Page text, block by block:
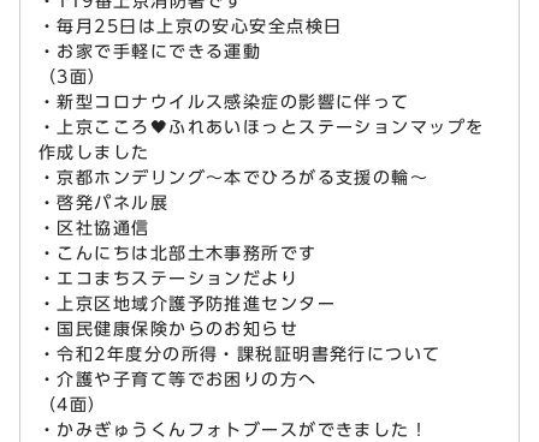
・毎月25日は上京の安心安全点検日
・お家で手軽にできる運動
（3面）
・新型コロナウイルス感染症の影響に伴って
・上京こころ🖤ふれあいほっとステーションマップを
作成しました
・京都ホンデリング～本でひろがる支援の輪～
・啓発パネル展
・区社協通信
・こんにちは北部土木事務所です
・エコまちステーションだより
・上京区地域介護予防推進センター
・国民健康保険からのお知らせ
・令和2年度分の所得・課税証明書発行について
・介護や子育て等でお困りの方へ
（4面）
・かみぎゅうくんフォトブースができました！